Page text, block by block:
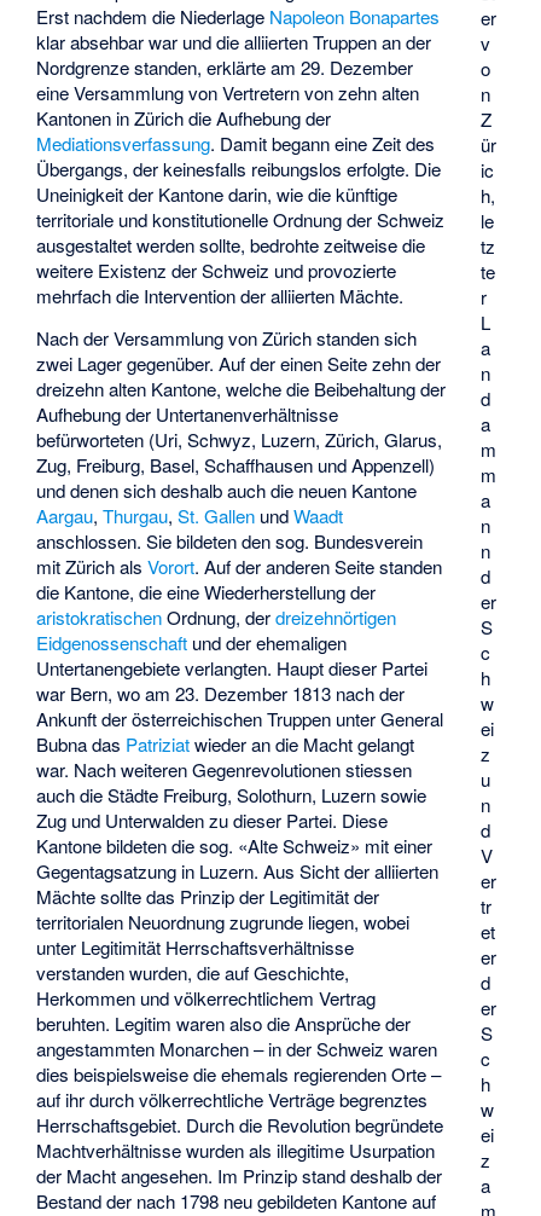
er
v
o
n
Z
ür
ic
h,
le
tz
te
r
L
a
n
d
a
m
m
a
n
n
d
er
S
c
h
w
ei
z
u
n
d
V
er
tr
et
er
d
er
S
c
h
w
ei
z
a
m
Erst nachdem die Niederlage Napoleon Bonapartes
klar absehbar war und die alliierten Truppen an der
Nordgrenze standen, erklärte am 29. Dezember
eine Versammlung von Vertretern von zehn alten
Kantonen in Zürich die Aufhebung der
Mediationsverfassung. Damit begann eine Zeit des
Übergangs, der keinesfalls reibungslos erfolgte. Die
Uneinigkeit der Kantone darin, wie die künftige
territoriale und konstitutionelle Ordnung der Schweiz
ausgestaltet werden sollte, bedrohte zeitweise die
weitere Existenz der Schweiz und provozierte
mehrfach die Intervention der alliierten Mächte.
Nach der Versammlung von Zürich standen sich
zwei Lager gegenüber. Auf der einen Seite zehn der
dreizehn alten Kantone, welche die Beibehaltung der
Aufhebung der Untertanenverhältnisse
befürworteten (Uri, Schwyz, Luzern, Zürich, Glarus,
Zug, Freiburg, Basel, Schaffhausen und Appenzell)
und denen sich deshalb auch die neuen Kantone
Aargau,Thurgau,St. Gallen undWaadt
anschlossen. Sie bildeten den sog. Bundesverein
mit Zürich alsVorort. Auf der anderen Seite standen
die Kantone, die eine Wiederherstellung der
aristokratischenOrdnung, derdreizehnörtigen
Eidgenossenschaft und der ehemaligen
Untertanengebiete verlangten. Haupt dieser Partei
war Bern, wo am 23. Dezember 1813 nach der
Ankunft der österreichischen Truppen unter General
Bubna das Patriziatwieder an die Macht gelangt
war. Nach weiteren Gegenrevolutionen stiessen
auch die Städte Freiburg, Solothurn, Luzern sowie
Zug und Unterwalden zu dieser Partei. Diese
Kantone bildeten die sog. «Alte Schweiz» mit einer
Gegentagsatzung in Luzern. Aus Sicht der alliierten
Mächte sollte das Prinzip der Legitimität der
territorialen Neuordnung zugrunde liegen, wobei
unter Legitimität Herrschaftsverhältnisse
verstanden wurden, die auf Geschichte,
Herkommen und völkerrechtlichem Vertrag
beruhten. Legitim waren also die Ansprüche der
angestammten Monarchen – in der Schweiz waren
dies beispielsweise die ehemals regierenden Orte –
auf ihr durch völkerrechtliche Verträge begrenztes
Herrschaftsgebiet. Durch die Revolution begründete
Machtverhältnisse wurden als illegitime Usurpation
der Macht angesehen. Im Prinzip stand deshalb der
Bestand der nach 1798 neu gebildeten Kantone auf